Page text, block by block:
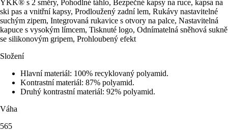
YKK® s 2 směry, Pohodlné táhlo, Bezpečné kapsy na ruce, kapsa na
ski pas a vnitřní kapsy, Prodloužený zadní lem, Rukávy nastavitelné
suchým zipem, Integrovaná rukavice s otvory na palce, Nastavitelná
kapuce s vysokým límcem, Tisknuté logo, Odnímatelná sněhová sukně
se silikonovým gripem, Prohloubený efekt
Složení
Hlavní materiál: 100% recyklovaný polyamid.
Kontrastní materiál: 87% polyamid.
Druhý kontrastní materiál: 92% polyamid.
Váha
565